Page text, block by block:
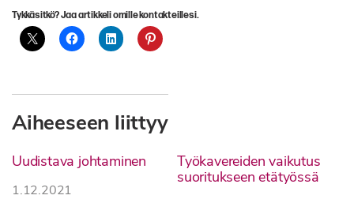
Tykkäsitkö? Jaa artikkeli omille kontakteillesi.
Aiheeseen liittyy
Uudistava johtaminen
1.12.2021
Työkavereiden vaikutus
suoritukseen etätyössä